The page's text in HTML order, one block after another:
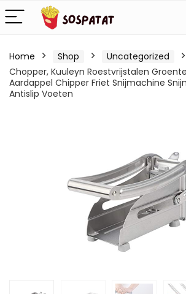
Home Shop Uncategorized
Chopper, Kuuleyn Roestvrijstalen
Aardappel Chipper Friet Snijmachine
Antislip Voeten